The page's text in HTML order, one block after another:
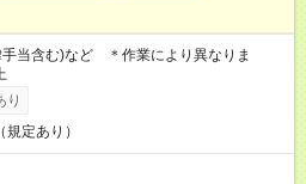
当含む)など ＊作業により異なりま
り
定あり）